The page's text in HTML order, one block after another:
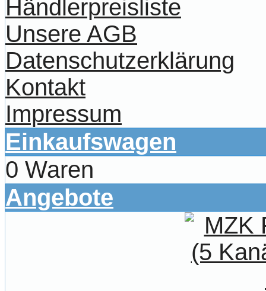
Händlerpreisliste
Unsere AGB
Datenschutzerklärung
Kontakt
Impressum
Einkaufswagen
0 Waren
Angebote